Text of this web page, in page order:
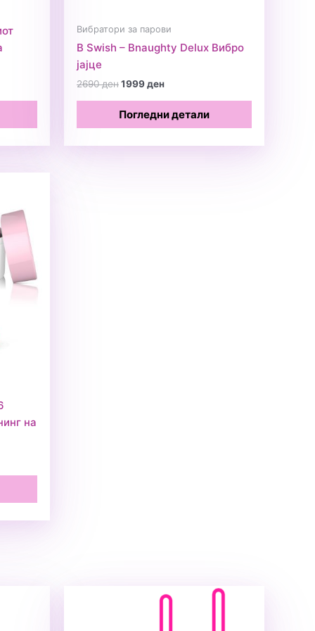
Вибратори за парови
B Swish – Bnaughty Delux Вибро
јајце
2690денOriginal
2690 ден.
1999денCurrent
1999 ден.
Погледни детали
на